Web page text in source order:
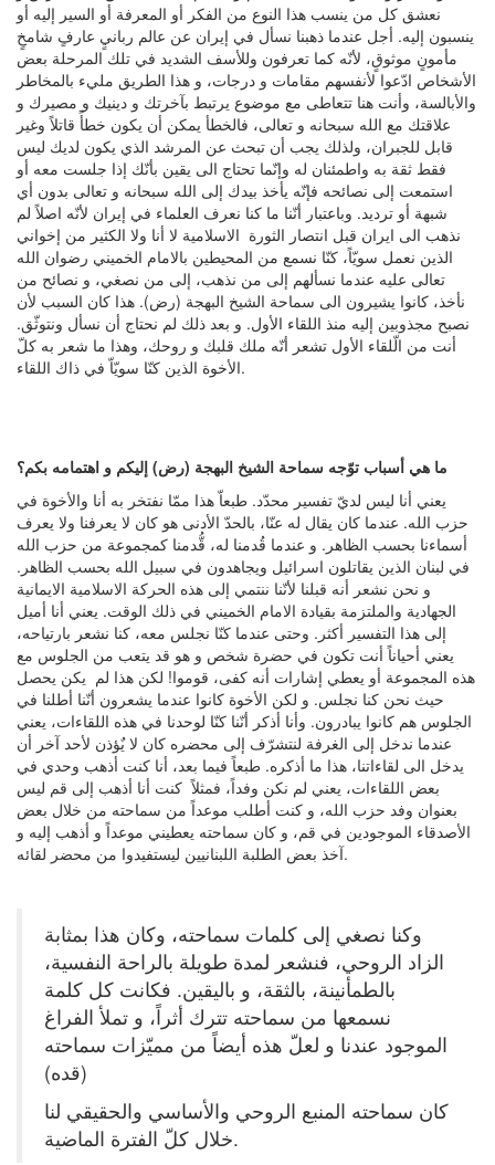
نعشق كل من ينسب هذا النوع من الفكر أو المعرفة أو السير إليه أو
ينسبون إليه. أجل عندما ذهبنا نسأل في إيران عن عالم ربانيٍ عارفٍ شامخٍ
مأمونٍ موثوقٍ، لأنّه كما تعرفون وللأسف الشديد في تلك المرحلة بعض
الأشخاص ادّعوا لأنفسهم مقامات و درجات، و هذا الطريق مليء بالمخاطر
والأبالسة، وأنت هنا تتعاطى مع موضوع يرتبط بآخرتك و دينيك و مصيرك و
علاقتك مع الله سبحانه و تعالى، فالخطأ يمكن أن يكون خطأً قاتلاً وغير
قابل للجبران، ولذلك يجب أن تبحث عن المرشد الذي يكون لديك ليس
فقط ثقة به واطمئنان له وإنّما تحتاج الى يقين بأنّك إذا جلست معه أو
استمعت إلى نصائحه فإنّه يأخذ بيدك إلى الله سبحانه و تعالى بدون أي
شبهة أو ترديد. وباعتبار أنّنا ما كنا نعرف العلماء في إيران لأنّه اصلاً لم
نذهب الى ايران قبل انتصار الثورة الاسلامية لا أنا ولا الكثير من إخواني
الذين نعمل سويّاً، كنّا نسمع من المحيطين بالامام الخميني رضوان الله
تعالى عليه عندما نسألهم إلى من نذهب، إلى من نصغي، و نصائح من
نأخذ، كانوا يشيرون الى سماحة الشيخ البهجة (رض). هذا كان السبب لأن
نصبح مجذوبين إليه منذ اللقاء الأول. و بعد ذلك لم نحتاج أن نسأل ونتوثّق.
أنت من الّلقاء الأول تشعر أنّه ملك قلبك و روحك، وهذا ما شعر به كلّ
الأخوة الذين كنّا سويّاّ في ذاك اللقاء.
ما هي أسباب توّجه سماحة الشيخ البهجة (رض) إليكم و اهتمامه بكم؟
يعني أنا ليس لديّ تفسير محدّد. طبعاّ هذا ممّا نفتخر به أنا والأخوة في
حزب الله. عندما كان يقال له عنّا، بالحدّ الأدنى هو كان لا يعرفنا ولا يعرف
أسماءنا بحسب الظاهر. و عندما قُدمنا له، قُّدمنا كمجموعة من حزب الله
في لبنان الذين يقاتلون اسرائيل ويجاهدون في سبيل الله بحسب الظاهر.
و نحن نشعر أنه قبلنا لأنّنا ننتمي إلى هذه الحركة الاسلامية الايمانية
الجهادية والملتزمة بقيادة الامام الخميني في ذلك الوقت. يعني أنا أميل
إلى هذا التفسير أكثر. وحتى عندما كنّا نجلس معه، كنا نشعر بارتياحه،
يعني أحياناً أنت تكون في حضرة شخص و هو قد يتعب من الجلوس مع
هذه المجموعة أو يعطي إشارات أنه كفى، قوموا! لكن هذا لم يكن يحصل
حيث نحن كنا نجلس. و لكن الأخوة كانوا عندما يشعرون أنّنا أطلنا في
الجلوس هم كانوا يبادرون. وأنا أذكر أنّنا كنّا لوحدنا في هذه اللقاءات، يعني
عندما ندخل إلى الغرفة لنتشرّف إلى محضره كان لا يٌؤذن لأحد آخر أن
يدخل الى لقاءاتنا، هذا ما أذكره. طبعاً فيما بعد، أنا كنت أذهب وحدي في
بعض اللقاءات، يعني لم نكن وفداً، فمثلاً كنت أنا أذهب إلى قم ليس
بعنوان وفد حزب الله، و كنت أطلب موعداً من سماحته من خلال بعض
الأصدقاء الموجودين في قم، و كان سماحته يعطيني موعداً و أذهب إليه و
آخذ بعض الطلبة اللبنانيين ليستفيدوا من محضر لقائه.
وكنا نصغي إلى كلمات سماحته، وكان هذا بمثابة
الزاد الروحي، فنشعر لمدة طويلة بالراحة النفسية،
بالطمأنينة، بالثقة، و باليقين. فكانت كل كلمة
نسمعها من سماحته تترك أثراً، و تملأ الفراغ
الموجود عندنا و لعلّ هذه أيضاً من مميّزات سماحته
(قده)
كان سماحته المنبع الروحي والأساسي والحقيقي لنا
خلال كلّ الفترة الماضية.